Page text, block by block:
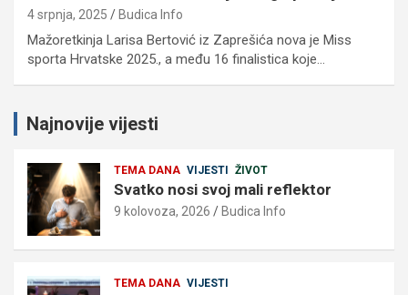
4 srpnja, 2025 Budica Info
Mažoretkinja Larisa Bertović iz Zaprešića nova je Miss
sporta Hrvatske 2025., a među 16 finalistica koje…
Najnovije vijesti
TEMA DANA VIJESTI ŽIVOT
Svatko nosi svoj mali reflektor
9 kolovoza, 2026 Budica Info
TEMA DANA VIJESTI